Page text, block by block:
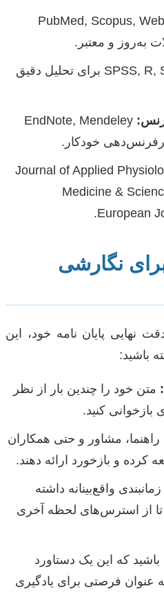
PubMed, Scopus,
SPSS, R, SAS برای تحلیل دقیق
EndNote, Mendeley
رفرنس‌دهی خودکار.
Journal of Applied
Medicine &
European
نگارشی
نهایی پایان نامه خود، این
باشید:
متن خود را چندین بار از نظر
بازخوانی کنید.
راهنما، مشاور و حتی همکاران
کرده و بازخورد ارائه دهند.
واقع‌بینانه داشته
تا از استرس‌های لحظه آخری
باشید که این یک دستاورد
فرصتی برای یادگیری